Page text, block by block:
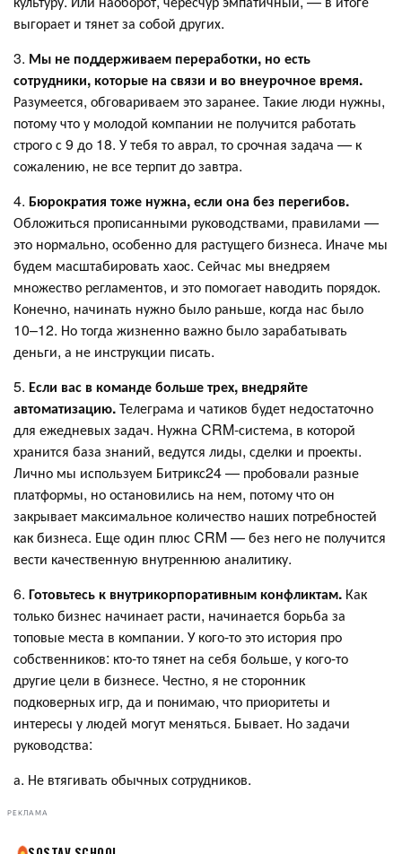
выгорает и тянет за собой других.
3. Мы не поддерживаем переработки, но есть
сотрудники, которые на связи и во внеурочное время.
Разумеется, обговариваем это заранее. Такие люди нужны,
потому что у молодой компании не получится работать
строго с 9 до 18. У тебя то аврал, то срочная задача — к
сожалению, не все терпит до завтра.
4. Бюрократия тоже нужна, если она без перегибов.
Обложиться прописанными руководствами, правилами —
это нормально, особенно для растущего бизнеса. Иначе мы
будем масштабировать хаос. Сейчас мы внедряем
множество регламентов, и это помогает наводить порядок.
Конечно, начинать нужно было раньше, когда нас было
10–12. Но тогда жизненно важно было зарабатывать
деньги, а не инструкции писать.
5. Если вас в команде больше трех, внедряйте
автоматизацию.Телеграма и чатиков будет недостаточно
для ежедневых задач. Нужна CRM-система, в которой
хранится база знаний, ведутся лиды, сделки и проекты.
Лично мы используем Битрикс24 — пробовали разные
платформы, но остановились на нем, потому что он
закрывает максимальное количество наших потребностей
как бизнеса. Еще один плюс CRM — без него не получится
вести качественную внутреннюю аналитику.
6. Готовьтесь к внутрикорпоративным конфликтам. Как
только бизнес начинает расти, начинается борьба за
топовые места в компании. У кого-то это история про
собственников: кто-то тянет на себя больше, у кого-то
другие цели в бизнесе. Честно, я не сторонник
подковерных игр, да и понимаю, что приоритеты и
интересы у людей могут меняться. Бывает. Но задачи
руководства:
а. Не втягивать обычных сотрудников.
РЕКЛАМА